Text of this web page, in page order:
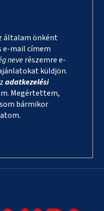
általam önként
e-mail címem
neverészemre e-
küldjön.
adatkezelési
Megértettem,
bármikor